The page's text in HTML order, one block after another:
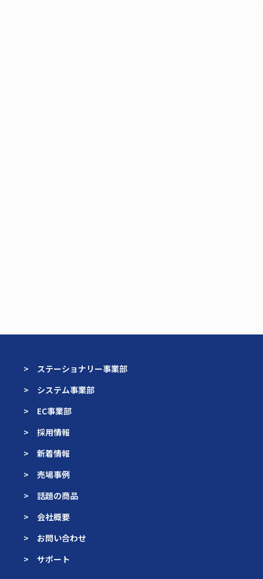
> ステーショナリー事業部
> システム事業部
> EC事業部
> 採用情報
> 新着情報
> 売場事例
> 話題の商品
> 会社概要
> お問い合わせ
> サポート